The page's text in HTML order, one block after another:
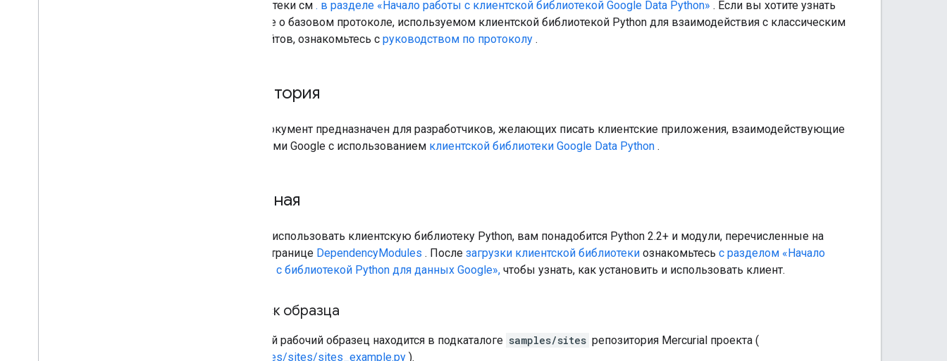
библиотеки см . в разделе «Начало работы с клиентской библиотекой Google Data Python» . Если вы хотите узнать
больше о базовом протоколе, используемом клиентской библиотекой Python для взаимодействия с классическим
API Сайтов, ознакомьтесь с руководством по протоколу .
Аудитория
Этот документ предназначен для разработчиков, желающих писать клиентские приложения, взаимодействующие
с Сайтами Google с использованием клиентской библиотеки Google Data Python .
Начиная
Чтобы использовать клиентскую библиотеку Python, вам понадобится Python 2.2+ и модули, перечисленные на
вики-странице DependencyModules . После загрузки клиентской библиотеки ознакомьтесь с разделом «Начало
работы с библиотекой Python для данных Google», чтобы узнать, как установить и использовать клиент.
Запуск образца
Полный рабочий образец находится в подкаталоге samples/sites репозитория Mercurial проекта (
/samples/sites/sites_example.py ).